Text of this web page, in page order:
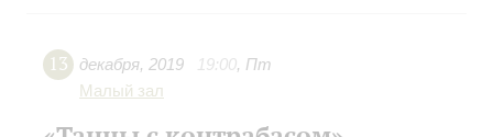
13 декабря, 2019 19:00, Пт
Малый зал